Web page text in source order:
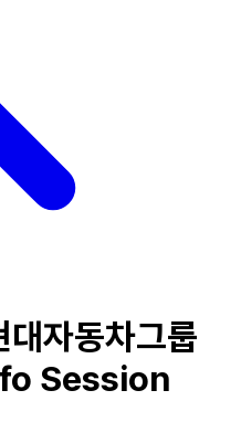
자동차그룹
Session